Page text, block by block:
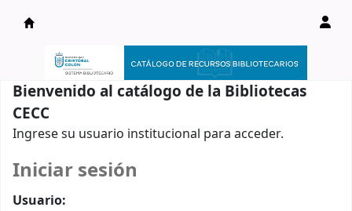
Catálogo en línea
Bienvenido al catálogo de la Bibliotecas
CECC
Ingrese su usuario institucional para acceder.
Iniciar sesión
Usuario: